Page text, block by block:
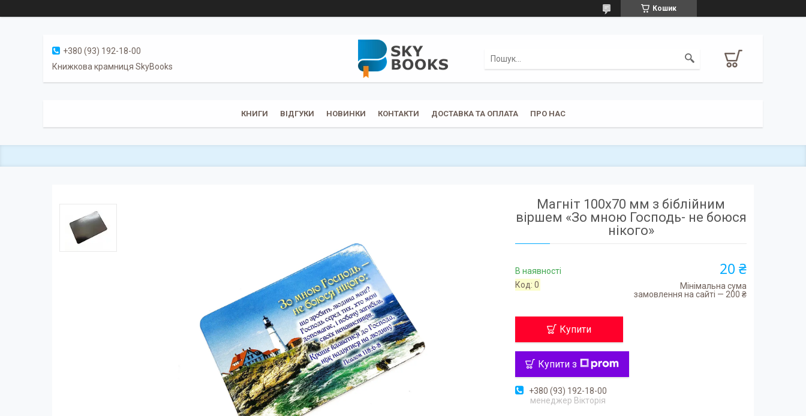
Кошик
+380 (93) 192-18-00
Книжкова крамниця SkyBooks
КНИГИ ВІДГУКИ НОВИНКИ КОНТАКТИ ДОСТАВКА ТА ОПЛАТА ПРО НАС
Магніт 100х70 мм з біблійним
віршем «Зо мною Господь- не боюся
нікого»
В наявності
Код:0
20 ₴
Мінімальна сума
замовлення на сайті — 200 ₴
Купити
Купити з
+380 (93) 192-18-00
менеджер Вікторія